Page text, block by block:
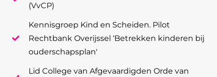
(VvCP)
Kennisgroep Kind en Scheiden. Pilot
Rechtbank Overijssel ‘Betrekken kinderen bij
ouderschapsplan'
Lid College van Afgevaardigden Orde van